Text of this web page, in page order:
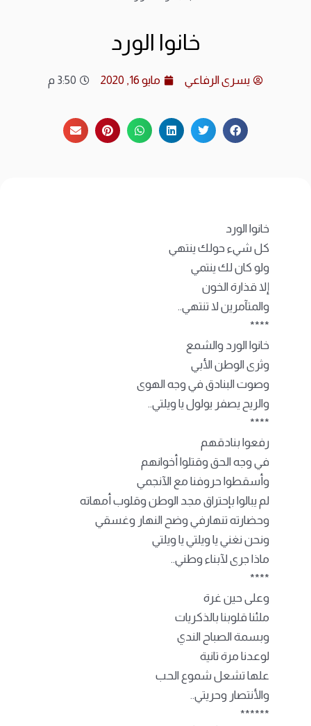
خانوا الورد
يسرى الرفاعي مايو 16, 2020 3:50 م
خانوا الورد
كل شيء حولك ينتهي
ولو كان لك ينتمي
إلا قذارة الخون
والمتآمرين لا تنتهي..
****
خانوا الورد والشمع
وثرى الوطن الأبي
وصوت البنادق في وجه الهوى
والريح يصفر يولول يا ويلتي..
****
رفعوا بنادقهم
في وجه الحق وقتلوا أخوانهم
وأسقطوا حروفنا مع الآنجمي
لم يبالوا بإحتراق مجد الوطن وقلوب أمهاته
وحضارته تنهارفي وضح النهار وغسقي
ونحن نغني يا ويلتي يا ويلتي
ماذا جرى لآبناء وطني..
****
وعلى حين غرة
ملئنا قلوبنا بالذكريات
وبسمة الصباح الندي
لوعدنا مرة تانية
علها تشعل شموع الحب
والأنتصار وحريتي..
******